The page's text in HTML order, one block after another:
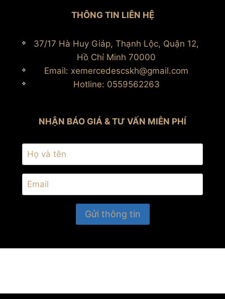
THÔNG TIN LIÊN HỆ
37/17 Hà Huy Giáp, Thạnh Lộc, Quận 12,
Hồ Chí Minh 70000
Email: xemercedescskh@gmail.com
Hotline: 0559562263
NHẬN BÁO GIÁ & TƯ VẤN MIỄN PHÍ